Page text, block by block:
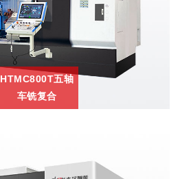
HTMC800T五轴
车铣复合